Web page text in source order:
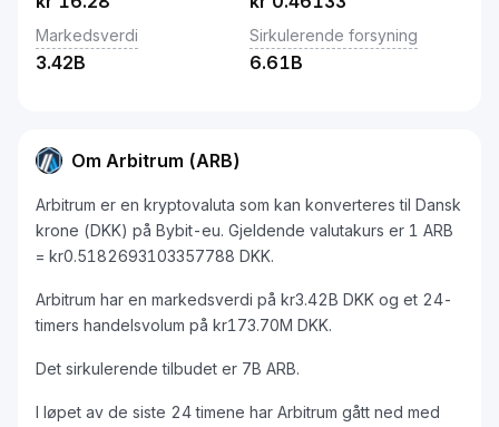
Markedsverdi
3.42B
Sirkulerende forsyning
6.61B
Om Arbitrum (ARB)
Arbitrum er en kryptovaluta som kan konverteres til Dansk
krone (DKK) på Bybit-eu. Gjeldende valutakurs er 1 ARB
= kr0.5182693103357788 DKK.
Arbitrum har en markedsverdi på kr3.42B DKK og et 24-
timers handelsvolum på kr173.70M DKK.
Det sirkulerende tilbudet er 7B ARB.
I løpet av de siste 24 timene har Arbitrum gått ned med